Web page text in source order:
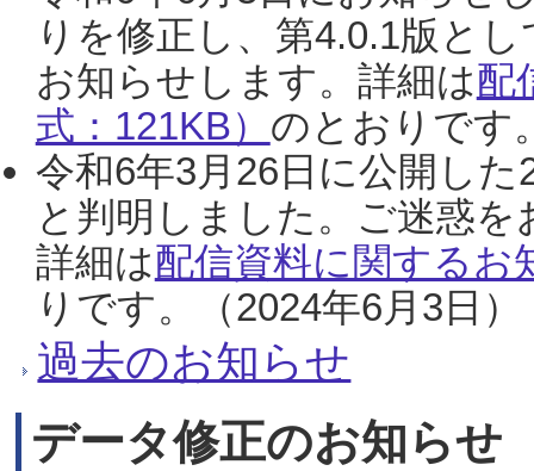
りを修正し、第4.0.1版と
お知らせします。詳細は配
式：121KB） のとおりです
令和6年3月26日に公開し
と判明しました。ご迷惑
詳細は配信資料に関するお
りです。（2024年6月3日）
過去のお知らせ
データ修正のお知らせ